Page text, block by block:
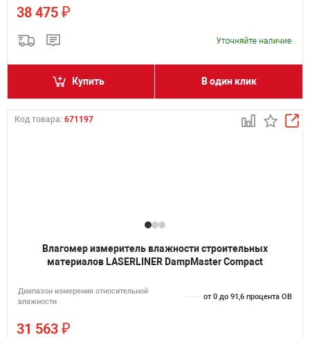
38 475 ₽
Купить В один клик
Код товара: 671197
Влагомер измеритель влажности строительных
материалов LASERLINER DampMaster Compact
Диапазон измерения относительной
влажности
от 0 до 91,6 процента ОВ
31 563 ₽